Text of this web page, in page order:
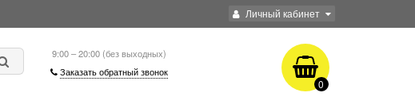
Личный кабинет
9:00 – 20:00 (без выходных)
Заказать обратный звонок
0